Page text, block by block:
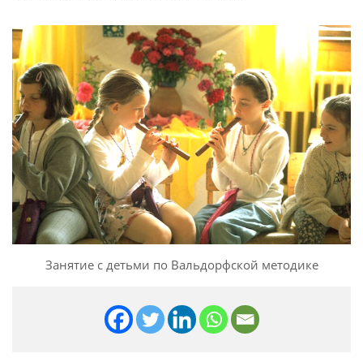
Занятие с детьми по Вальдорфской методике